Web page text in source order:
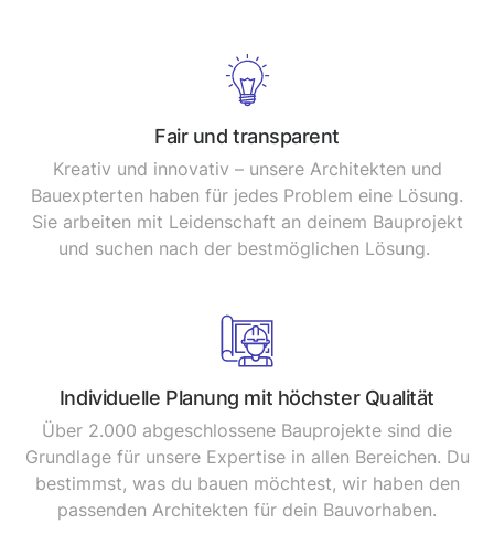
Fair und transparent
Kreativ und innovativ – unsere Architekten und
Bauexpterten haben für jedes Problem eine Lösung.
Sie arbeiten mit Leidenschaft an deinem Bauprojekt
und suchen nach der bestmöglichen Lösung.
Individuelle Planung mit höchster Qualität
Über 2.000 abgeschlossene Bauprojekte sind die
Grundlage für unsere Expertise in allen Bereichen. Du
bestimmst, was du bauen möchtest, wir haben den
passenden Architekten für dein Bauvorhaben.